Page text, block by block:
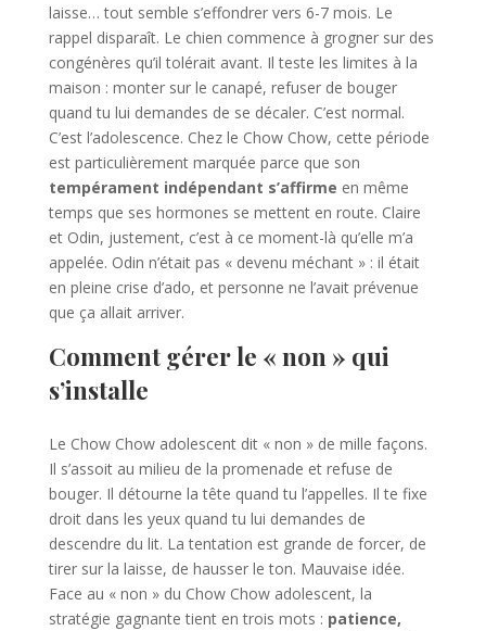
laisse… tout semble s’effondrer vers 6-7 mois. Le
rappel disparaît. Le chien commence à grogner sur des
congénères qu’il tolérait avant. Il teste les limites à la
maison : monter sur le canapé, refuser de bouger
quand tu lui demandes de se décaler. C’est normal.
C’est l’adolescence. Chez le Chow Chow, cette période
est particulièrement marquée parce que son
tempérament indépendant s’affirme en même
temps que ses hormones se mettent en route. Claire
et Odin, justement, c’est à ce moment-là qu’elle m’a
appelée. Odin n’était pas « devenu méchant » : il était
en pleine crise d’ado, et personne ne l’avait prévenue
que ça allait arriver.
Comment gérer le « non » qui
s’installe
Le Chow Chow adolescent dit « non » de mille façons.
Il s’assoit au milieu de la promenade et refuse de
bouger. Il détourne la tête quand tu l’appelles. Il te fixe
droit dans les yeux quand tu lui demandes de
descendre du lit. La tentation est grande de forcer, de
tirer sur la laisse, de hausser le ton. Mauvaise idée.
Face au « non » du Chow Chow adolescent, la
stratégie gagnante tient en trois mots : patience,